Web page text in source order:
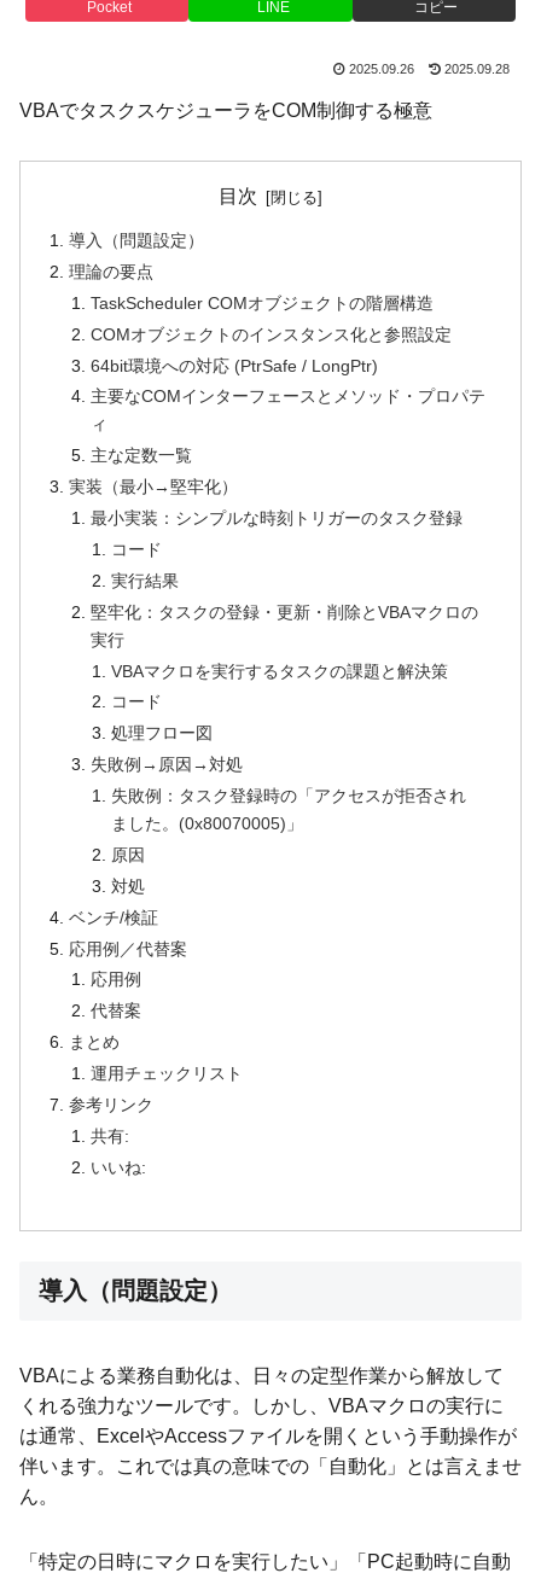
Pocket LINE コピー
2025.09.26 2025.09.28
VBAでタスクスケジューラをCOM制御する極意
目次
導入（問題設定）
理論の要点
TaskScheduler COMオブジェクトの階層構造
COMオブジェクトのインスタンス化と参照設定
64bit環境への対応 (PtrSafe / LongPtr)
主要なCOMインターフェースとメソッド・プロパテ
ィ
主な定数一覧
実装（最小→堅牢化）
最小実装：シンプルな時刻トリガーのタスク登録
コード
実行結果
堅牢化：タスクの登録・更新・削除とVBAマクロの
実行
VBAマクロを実行するタスクの課題と解決策
コード
処理フロー図
失敗例→原因→対処
失敗例：タスク登録時の「アクセスが拒否され
ました。(0x80070005)」
原因
対処
ベンチ/検証
応用例／代替案
応用例
代替案
まとめ
運用チェックリスト
参考リンク
共有:
いいね:
導入（問題設定）
VBAによる業務自動化は、日々の定型作業から解放して
くれる強力なツールです。しかし、VBAマクロの実行に
は通常、ExcelやAccessファイルを開くという手動操作が
伴います。これでは真の意味での「自動化」とは言えませ
ん。
「特定の日時にマクロを実行したい」「PC起動時に自動